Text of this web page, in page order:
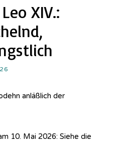
XIV.:
anläßlich der
10. Mai 2026: Siehe die